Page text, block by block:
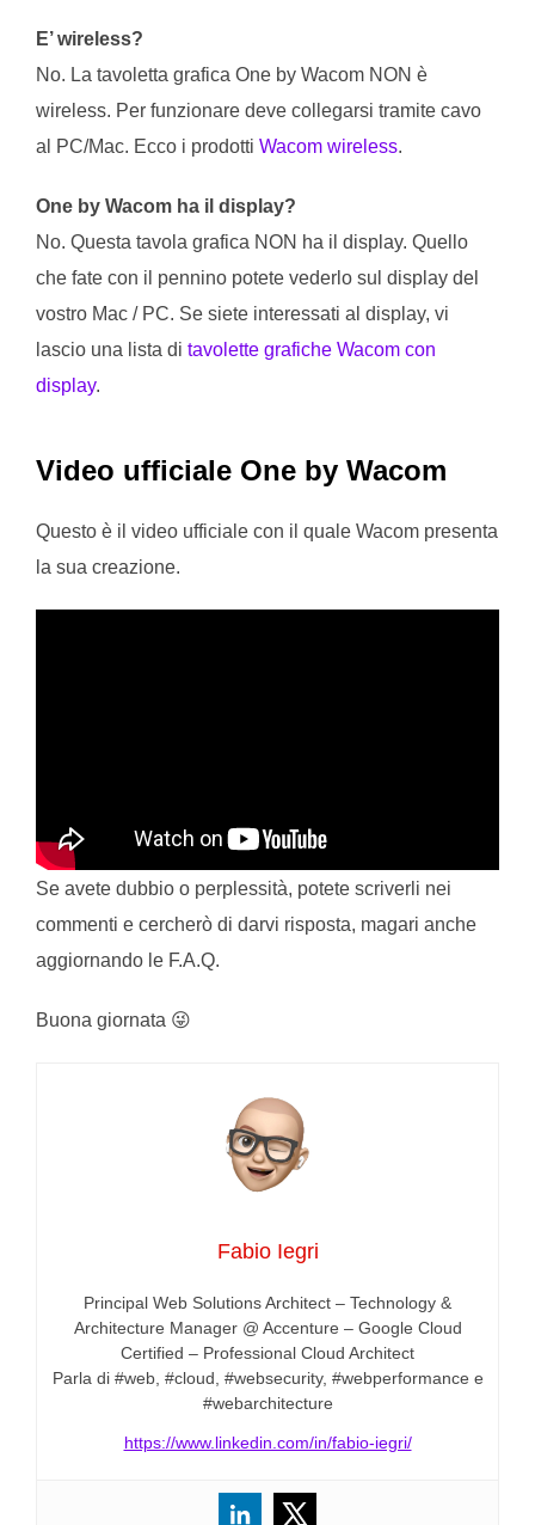
E’ wireless?
No. La tavoletta grafica One by Wacom NON è
wireless. Per funzionare deve collegarsi tramite cavo
al PC/Mac. Ecco i prodotti Wacom wireless.
One by Wacom ha il display?
No. Questa tavola grafica NON ha il display. Quello
che fate con il pennino potete vederlo sul display del
vostro Mac / PC. Se siete interessati al display, vi
lascio una lista di tavolette grafiche Wacom con
display.
Video ufficiale One by Wacom
Questo è il video ufficiale con il quale Wacom presenta
la sua creazione.
Se avete dubbio o perplessità, potete scriverli nei
commenti e cercherò di darvi risposta, magari anche
aggiornando le F.A.Q.
Buona giornata 😜
Fabio Iegri
Principal Web Solutions Architect – Technology &
Architecture Manager @ Accenture – Google Cloud
Certified – Professional Cloud Architect
Parla di #web, #cloud, #websecurity, #webperformance e
#webarchitecture
https://www.linkedin.com/in/fabio-iegri/